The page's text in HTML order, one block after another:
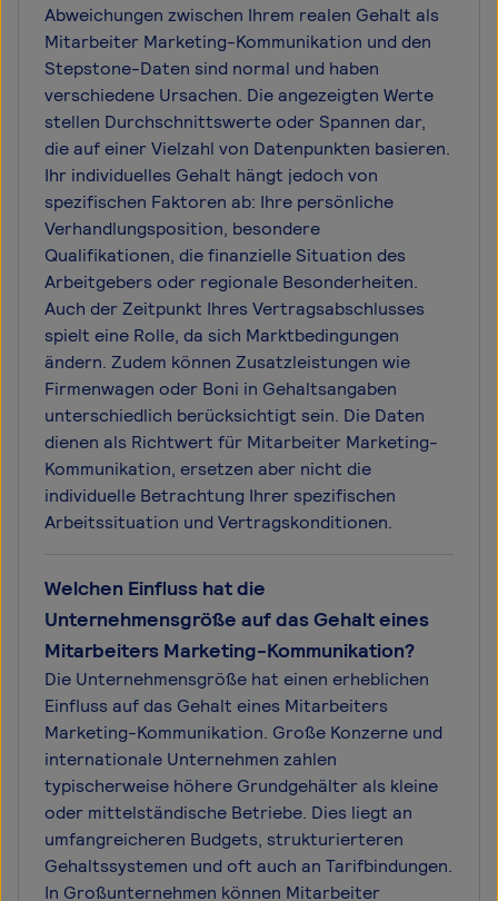
Abweichungen zwischen Ihrem realen Gehalt als
Mitarbeiter Marketing-Kommunikation und den
Stepstone-Daten sind normal und haben
verschiedene Ursachen. Die angezeigten Werte
stellen Durchschnittswerte oder Spannen dar,
die auf einer Vielzahl von Datenpunkten basieren.
Ihr individuelles Gehalt hängt jedoch von
spezifischen Faktoren ab: Ihre persönliche
Verhandlungsposition, besondere
Qualifikationen, die finanzielle Situation des
Arbeitgebers oder regionale Besonderheiten.
Auch der Zeitpunkt Ihres Vertragsabschlusses
spielt eine Rolle, da sich Marktbedingungen
ändern. Zudem können Zusatzleistungen wie
Firmenwagen oder Boni in Gehaltsangaben
unterschiedlich berücksichtigt sein. Die Daten
dienen als Richtwert für Mitarbeiter Marketing-
Kommunikation, ersetzen aber nicht die
individuelle Betrachtung Ihrer spezifischen
Arbeitssituation und Vertragskonditionen.
Welchen Einfluss hat die
Unternehmensgröße auf das Gehalt eines
Mitarbeiters Marketing-Kommunikation?
Die Unternehmensgröße hat einen erheblichen
Einfluss auf das Gehalt eines Mitarbeiters
Marketing-Kommunikation. Große Konzerne und
internationale Unternehmen zahlen
typischerweise höhere Grundgehälter als kleine
oder mittelständische Betriebe. Dies liegt an
umfangreicheren Budgets, strukturierteren
Gehaltssystemen und oft auch an Tarifbindungen.
In Großunternehmen können Mitarbeiter